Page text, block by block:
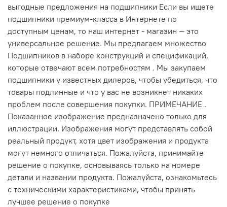
выгодные предложения на подшипники Если вы ищете
подшипники премиум-класса в Интернете по
доступным ценам, то наш интернет - магазин — это
универсальное решение. Мы предлагаем множество
Подшипников в наборе конструкций и спецификаций,
которые отвечают всем потребностям . Мы закупаем
подшипники у известных дилеров, чтобы убедиться, что
товары подлинные и что у вас не возникнет никаких
проблем после совершения покупки. ПРИМЕЧАНИЕ .
Показанное изображение предназначено только для
иллюстрации. Изображения могут представлять собой
реальный продукт, хотя цвет изображения и продукта
могут немного отличаться. Пожалуйста, принимайте
решение о покупке, основываясь только на номере
детали и названии продукта. Пожалуйста, ознакомьтесь
с техническими характеристиками, чтобы принять
лучшее решение о покупке